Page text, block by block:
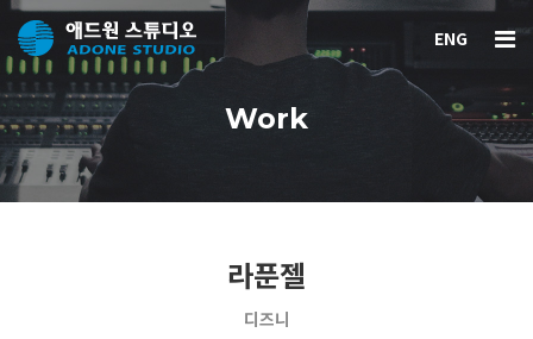
ENG
Work
라푼젤
디즈니